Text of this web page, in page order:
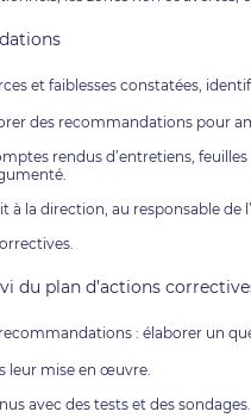
et faiblesses constatées,
des recommandations pour
rendus d’entretiens,
à la direction, au responsable de
du plan d’actions
: élaborer un
leur mise en œuvre.
avec des tests et des sondages.